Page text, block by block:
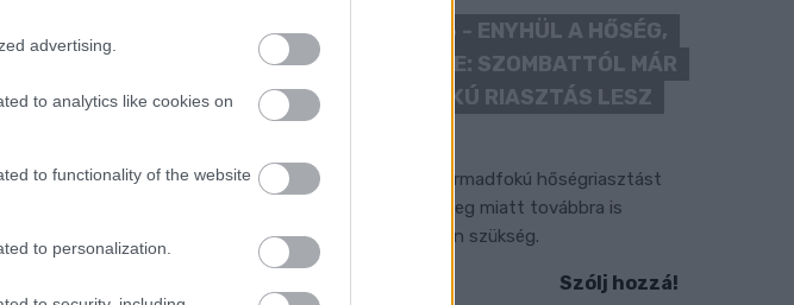
advertising.
to analytics like cookies on
to functionality of the website
to personalization.
KÁNIKULA 2026 - ENYHÜL A HŐSÉG,
DE MÉG NINCS VÉGE: SZOMBATTÓL MÁR
“CSAK” MÁSODFOKÚ RIASZTÁS LESZ
A július vége óta tartó harmadfokú hőségriasztást
mérséklik, de a tartós meleg miatt továbbra is
fokozott óvatosságra van szükség.
Szólj hozzá!